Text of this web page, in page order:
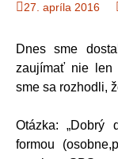
27. apríla 2016
Dnes sme
zaujímať nie len
sme sa rozhodli,
Otázka: „Dobrý
formou